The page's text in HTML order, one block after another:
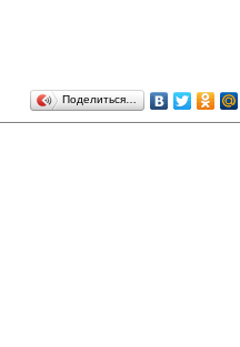
Поделиться…